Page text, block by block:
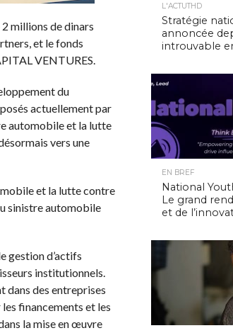
millions de dinars
et le fonds
VENTURES.
du
actuellement par
automobile et la lutte
vers une
et la lutte contre
sinistre automobile
gestion d’actifs
institutionnels.
dans des entreprises
financements et les
la mise en œuvre
L'ACTUTHD
Stratégie
annoncée
introuvable
EN BREF
National
Le grand
et de